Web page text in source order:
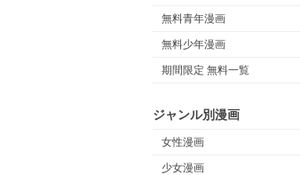
無料青年漫画
無料少年漫画
期間限定 無料一覧
ジャンル別漫画
女性漫画
少女漫画